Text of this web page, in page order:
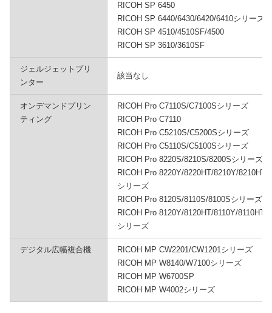
RICOH SP 6450
RICOH SP 6440/6430/6420/6410シリーズ
RICOH SP 4510/4510SF/4500
RICOH SP 3610/3610SF
ジェルジェットプリ
ンター
該当なし
オンデマンドプリン
ティング
RICOH Pro C7110S/C7100Sシリーズ
RICOH Pro C7110
RICOH Pro C5210S/C5200Sシリーズ
RICOH Pro C5110S/C5100Sシリーズ
RICOH Pro 8220S/8210S/8200Sシリーズ
RICOH Pro 8220Y/8220HT/8210Y/8210HT
シリーズ
RICOH Pro 8120S/8110S/8100Sシリーズ
RICOH Pro 8120Y/8120HT/8110Y/8110HT
シリーズ
デジタル広幅複合機
RICOH MP CW2201/CW1201シリーズ
RICOH MP W8140/W7100シリーズ
RICOH MP W6700SP
RICOH MP W4002シリーズ